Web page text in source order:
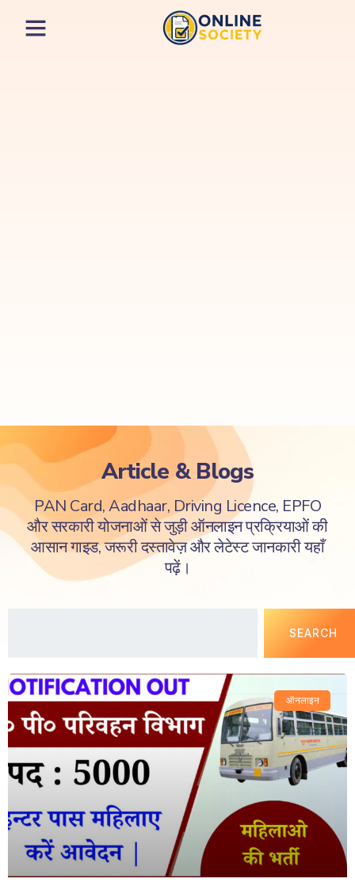
Article & Blogs
PAN Card, Aadhaar, Driving Licence, EPFO
और सरकारी योजनाओं से जुड़ी ऑनलाइन प्रक्रियाओं की
आसान गाइड, जरूरी दस्तावेज़ और लेटेस्ट जानकारी यहाँ
पढ़ें।
SEARCH
ऑनलाइन